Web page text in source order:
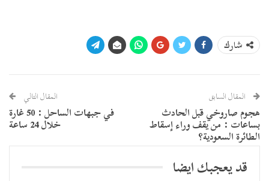
شارك
المقال السابق
هجوم صاروخي قبل الحادث
بساعات : من يقف وراء إسقاط
الطائرة السعودية؟
المقال التالي
في جبهات الساحل : 50 غارة
خلال 24 ساعة
قد يعجبك ايضا